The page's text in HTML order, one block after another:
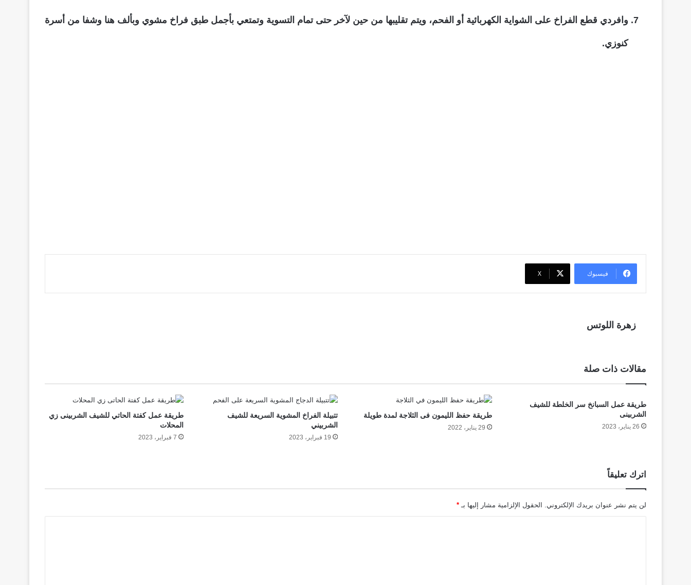
وافردي قطع الفراخ على الشواية الكهربائية أو الفحم، ويتم تقليبها من حين لآخر حتى تمام التسوية وتمتعي بأجمل طبق فراخ مشوي وبألف هنا وشفا من أسرة
كنوزي.
فيسبوك ‫X
زهرة اللوتس
مقالات ذات صلة
طريقة عمل السبانخ سر الخلطة للشيف
الشربينى
26 يناير، 2023
طريقة حفظ الليمون فى الثلاجة لمدة طويلة
29 يناير، 2022
تتبيلة الفراخ المشوية السريعة للشيف
الشربيني
19 فبراير، 2023
طريقة عمل كفتة الحاتي للشيف الشربينى زي
المحلات
7 فبراير، 2023
اترك تعليقاً
لن يتم نشر عنوان بريدك الإلكتروني. الحقول الإلزامية مشار إليها بـ *